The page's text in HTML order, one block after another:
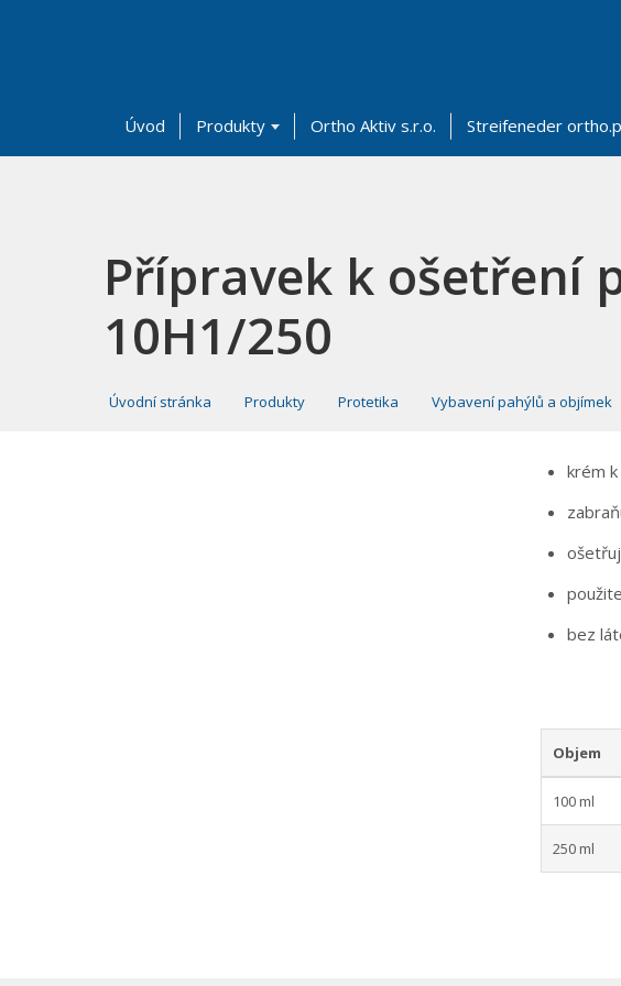
Úvod Produkty Ortho Aktiv s.r.o. Streifeneder
Přípravek k ošetření
10H1/250
Úvodní stránka Produkty Protetika Vybavení pahýlů a objímek
krém
bez
Objem
100 ml
250 ml